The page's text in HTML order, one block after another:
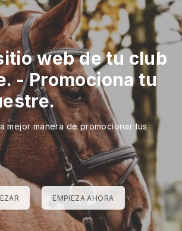
web de tu club
-Promociona tu
mejor manera de promocionar tus
EMPIEZA AHORA